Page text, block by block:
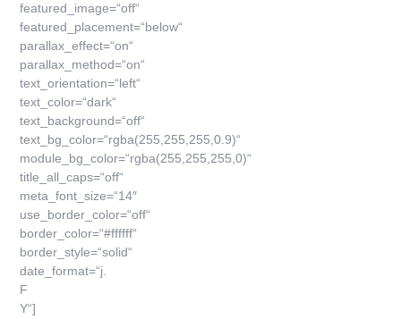
featured_image=“off“
featured_placement=“below“
parallax_effect=“on“
parallax_method=“on“
text_orientation=“left“
text_color=“dark“
text_background=“off“
text_bg_color=“rgba(255,255,255,0.9)“
module_bg_color=“rgba(255,255,255,0)“
title_all_caps=“off“
meta_font_size=“14″
use_border_color=“off“
border_color=“#ffffff“
border_style=“solid“
date_format=“j.
F
Y“]